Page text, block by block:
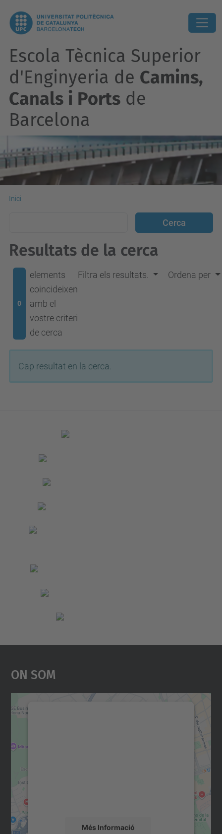
Escola Tècnica Superior
d'Enginyeria de Camins,
Canals i Ports de
Barcelona
Inici
Resultats de la cerca
0
elements
coincideixen
amb el
vostre criteri
de cerca
Filtra els resultats. Ordena per
Cap resultat en la cerca.
On Som
Més Informació